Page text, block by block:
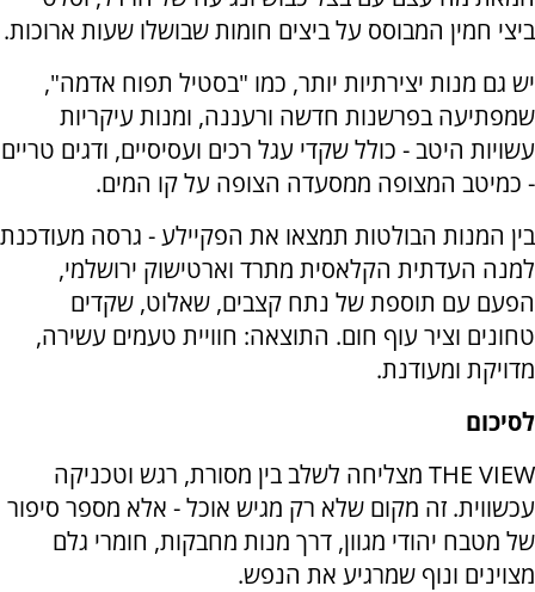
ביצי חמין המבוסס על ביצים חומות שבושלו שעות ארוכות.
יש גם מנות יצירתיות יותר, כמו "בסטיל תפוח אדמה",
שמפתיעה בפרשנות חדשה ורעננה, ומנות עיקריות
עשויות היטב - כולל שקדי עגל רכים ועסיסיים, ודגים טריים
- כמיטב המצופה ממסעדה הצופה על קו המים.
בין המנות הבולטות תמצאו את הפקיילע - גרסה מעודכנת
למנה העדתית הקלאסית מתרד וארטישוק ירושלמי,
הפעם עם תוספת של נתח קצבים, שאלוט, שקדים
טחונים וציר עוף חום. התוצאה: חוויית טעמים עשירה,
מדויקת ומעודנת.
לסיכום
THE VIEW מצליחה לשלב בין מסורת, רגש וטכניקה
עכשווית. זה מקום שלא רק מגיש אוכל - אלא מספר סיפור
של מטבח יהודי מגוון, דרך מנות מחבקות, חומרי גלם
מצוינים ונוף שמרגיע את הנפש.